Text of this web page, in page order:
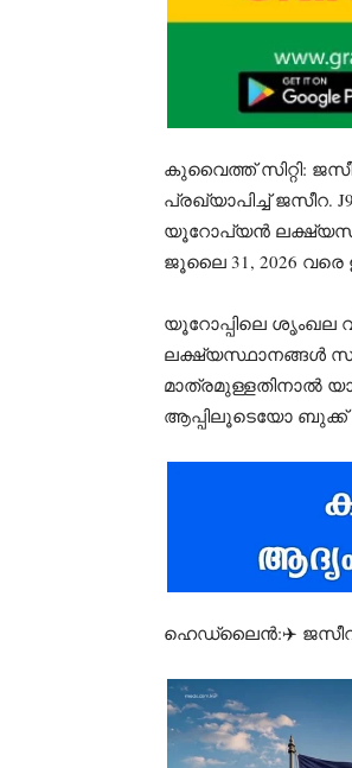
കുവൈത്ത് സിറ്റി:
പ്രഖ്യാപിച്ച് ജസീറ.
യൂറോപ്യൻ
ജൂലൈ 31, 2026 വരെ
യൂറോപ്പിലെ ശൃംഖല
ലക്ഷ്യസ്ഥാനങ്ങൾ
മാത്രമുള്ളതിനാൽ
ആപ്പിലൂടെയോ ബുക്ക്
ഹെഡ്ലൈൻ:✈️ ജസീറ